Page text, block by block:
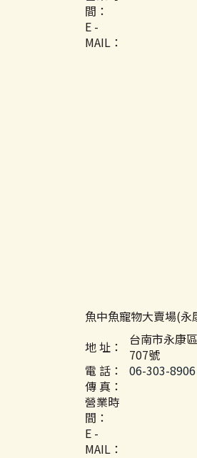
間：
E -
MAIL：
魚中魚寵物大賣場(永
地 址：
台南市永康
707號
電 話：
06-303-8906
傳 真：
營業時
間：
E -
MAIL：